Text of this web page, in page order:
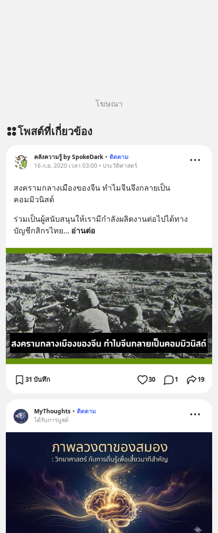
โฆษณา
โพสต์ที่เกี่ยวข้อง
คลังความรู้ by SpokeDark • ติดตาม
16 ก.ย. 2020 เวลา 03:00 • ประวัติศาสตร์
สงครามกลางเมืองของจีน ทำไมจีนจึงกลายเป็น
คอมมิวนิสต์
ร่วมเป็นผู้สนับสนุนให้เรามีกำลังผลิตงานต่อไปได้ทาง
บัญชีกสิกรไทย... อ่านต่อ
31 บันทึก 30 1 19
MyThoughts • ติดตาม
ได้รับการบูสต์